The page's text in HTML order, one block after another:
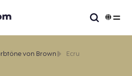
von Brown Ecru